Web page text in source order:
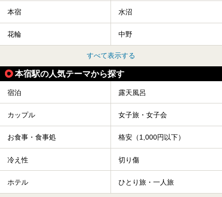
本宿 水沼
花輪 中野
すべて表示する
本宿駅の人気テーマから探す
宿泊 露天風呂
カップル 女子旅・女子会
お食事・食事処 格安（1,000円以下）
冷え性 切り傷
ホテル ひとり旅・一人旅